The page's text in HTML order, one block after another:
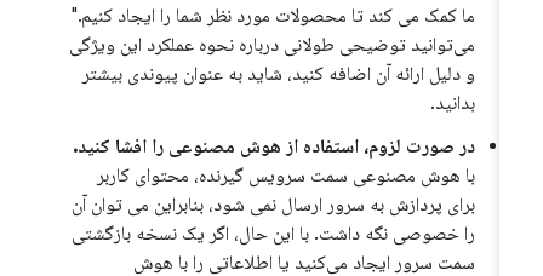
ما کمک می کند تا محصولات مورد نظر شما را ایجاد کنیم."
می‌توانید توضیحی طولانی درباره نحوه عملکرد این ویژگی
و دلیل ارائه آن اضافه کنید، شاید به عنوان پیوندی بیشتر
بدانید.
در صورت لزوم، استفاده از هوش مصنوعی را افشا کنید.
با هوش مصنوعی سمت سرویس گیرنده، محتوای کاربر
برای پردازش به سرور ارسال نمی شود، بنابراین می توان آن
را خصوصی نگه داشت. با این حال، اگر یک نسخه بازگشتی
سمت سرور ایجاد می‌کنید یا اطلاعاتی را با هوش